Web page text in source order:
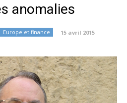
anomalies
Europe et finance 15 avril 2015